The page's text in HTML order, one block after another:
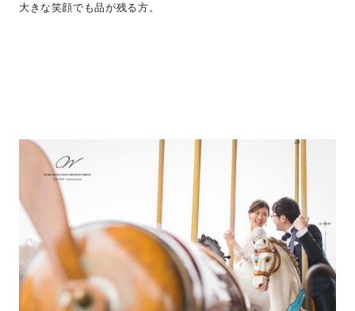
大きな笑顔でも品が残る方。